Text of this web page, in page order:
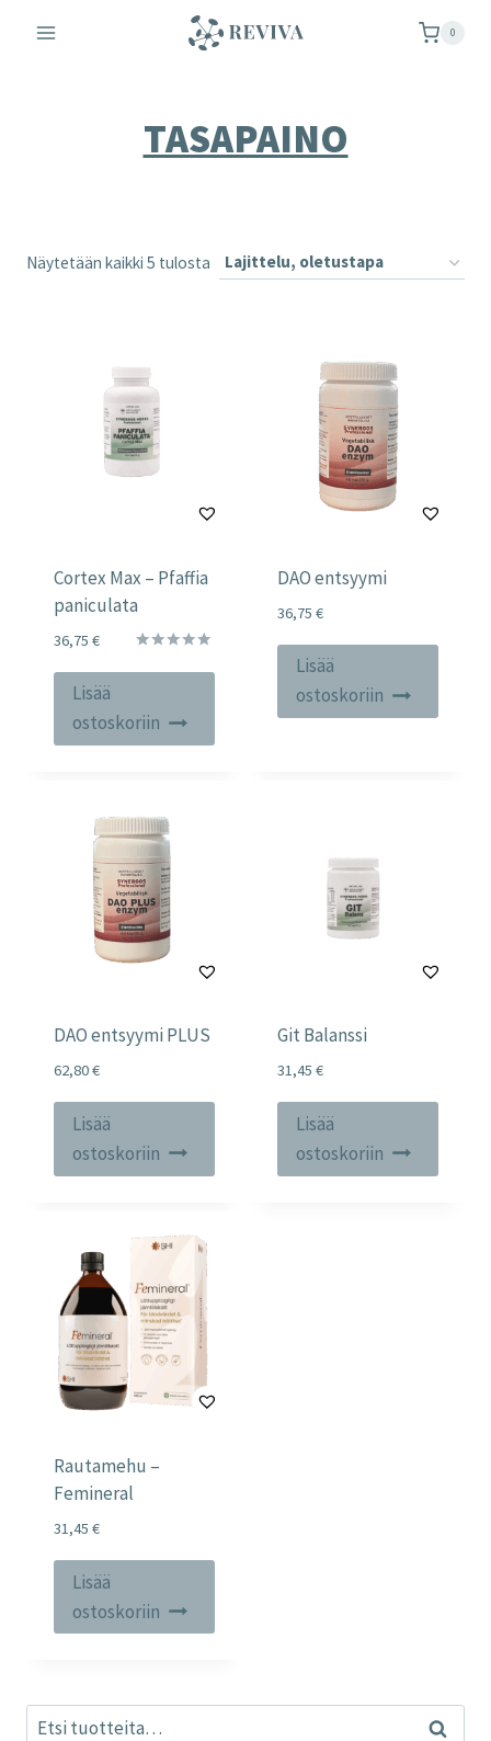
sisältöön
0
TASAPAINO
Näytetään kaikki 5 tulosta
Cortex Max – Pfaffia
paniculata
36,75 €
Lisää
ostoskoriin
DAO entsyymi
36,75 €
Lisää
ostoskoriin
DAO entsyymi PLUS
62,80€
Lisää
ostoskoriin
Git Balanssi
31,45 €
Lisää
ostoskoriin
Rautamehu –
Femineral
31,45 €
Lisää
ostoskoriin
Etsi: Haku